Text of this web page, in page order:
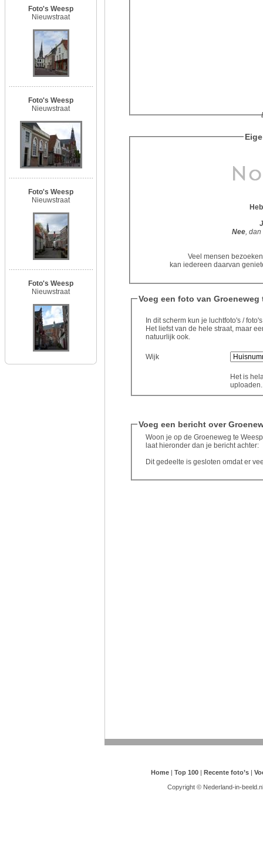
Foto's Weesp
Nieuwstraat
Foto's Weesp
Nieuwstraat
Foto's Weesp
Nieuwstraat
Foto's Weesp
Nieuwstraat
Nee, dan
Veel mensen
kan iedereen daarvan
Voeg een foto van Groeneweg
In dit scherm kun je luchtfoto's /
Het liefst van de hele straat, maar
natuurlijk ook.
Wijk
Het is
Voeg een bericht over
Woon je op de Groeneweg te
laat hieronder dan je bericht achter:
Dit gedeelte is gesloten omdat er
Home | Top 100 | Recente foto’s |
Copyright © Nederland-in-